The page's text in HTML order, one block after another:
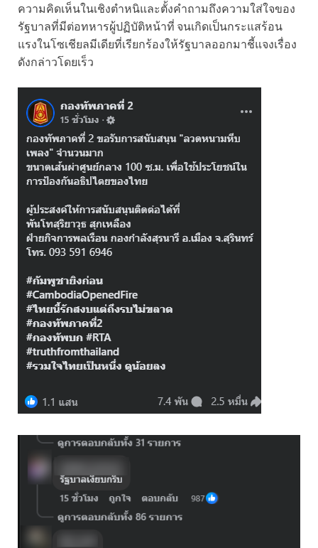
ความคิดเห็นในเชิงตำหนิและตั้งคำถามถึงความใส่ใจของ
รัฐบาลที่มีต่อทหารผู้ปฏิบัติหน้าที่ จนเกิดเป็นกระแสร้อน
แรงในโซเชียลมีเดียที่เรียกร้องให้รัฐบาลออกมาชี้แจงเรื่อง
ดังกล่าวโดยเร็ว